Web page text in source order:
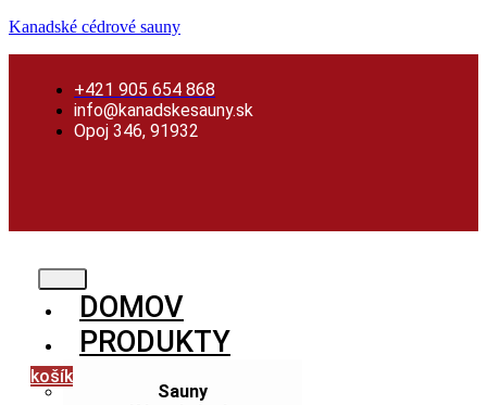
Preskočiť
Skip
Preskočiť
Kanadské cédrové sauny
+421 905 654 868
info@kanadskesauny.sk
Opoj 346, 91932
DOMOV
PRODUKTY
Sauny
košík